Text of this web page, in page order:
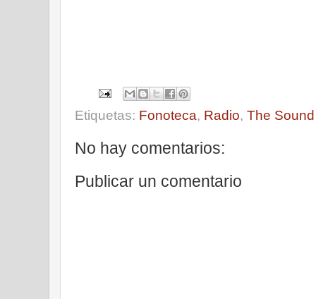
Etiquetas: Fonoteca, Radio, The
No hay comentarios:
Publicar un comentario